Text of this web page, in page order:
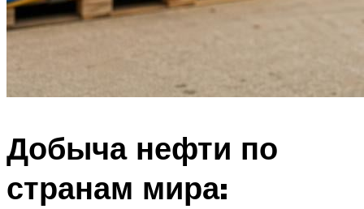
Добыча нефти по
странам мира: